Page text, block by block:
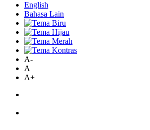
English
Bahasa Lain
A-
A
A+